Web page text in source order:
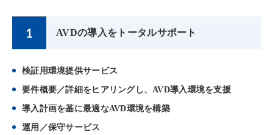
AVDの導入をトータルサポート
検証用環境提供サービス
要件概要／詳細をヒアリングし、AVD導入環境を支援
導入計画を基に最適なAVD環境を構築
運用／保守サービス